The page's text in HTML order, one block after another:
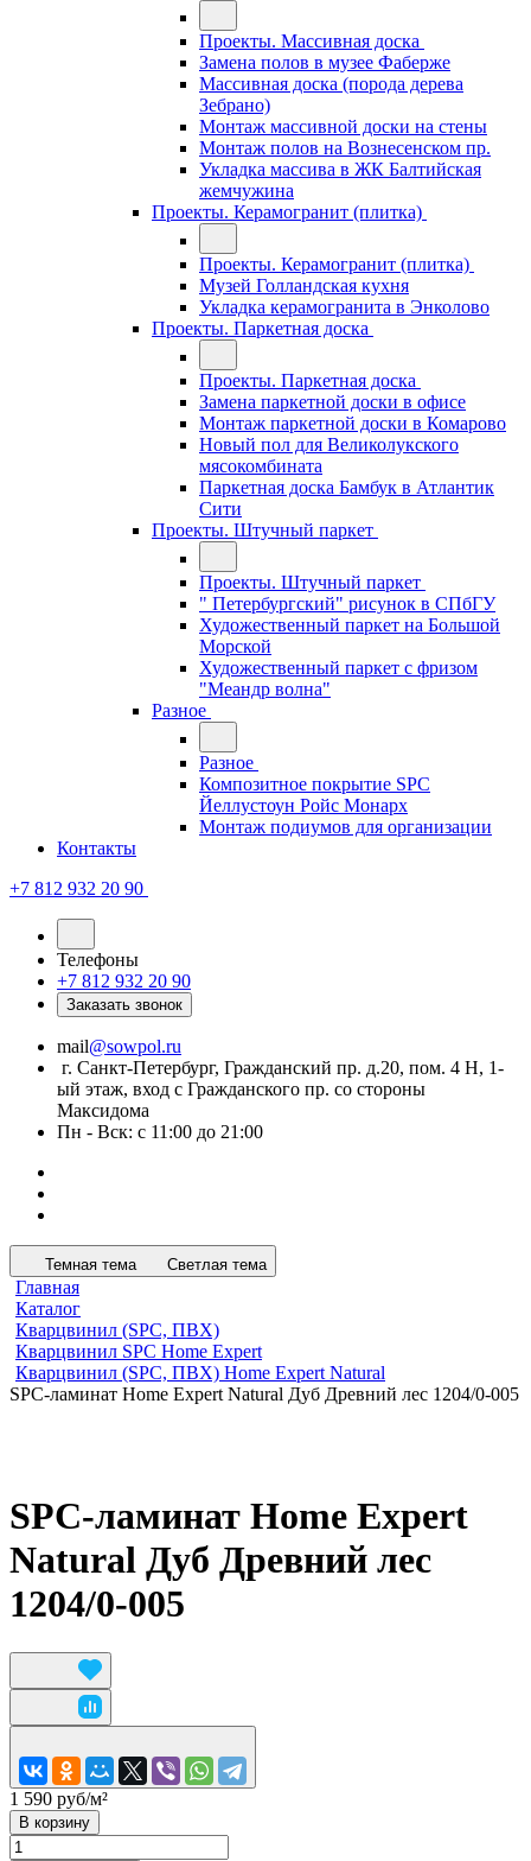
Проекты. Массивная доска
Замена полов в музее Фаберже
Массивная доска (порода дерева
Зебрано)
Монтаж массивной доски на стены
Монтаж полов на Вознесенском пр.
Укладка массива в ЖК Балтийская
жемчужина
Проекты. Керамогранит (плитка)
Проекты. Керамогранит (плитка)
Музей Голландская кухня
Укладка керамогранита в Энколово
Проекты. Паркетная доска
Проекты. Паркетная доска
Замена паркетной доски в офисе
Монтаж паркетной доски в Комарово
Новый пол для Великолукского
мясокомбината
Паркетная доска Бамбук в Атлантик
Сити
Проекты. Штучный паркет
Проекты. Штучный паркет
" Петербургский" рисунок в СПбГУ
Художественный паркет на Большой
Морской
Художественный паркет с фризом
"Меандр волна"
Разное
Разное
Композитное покрытие SPC
Йеллустоун Ройс Монарх
Монтаж подиумов для организации
Контакты
+7 812 932 20 90
Телефоны
+7 812 932 20 90
Заказать звонок
mail@sowpol.ru
г. Санкт-Петербург, Гражданский пр. д.20, пом. 4 Н, 1-
ый этаж, вход с Гражданского пр. со стороны
Максидома
Пн - Вск: с 11:00 до 21:00
Темная тема Светлая тема
Главная
Каталог
Кварцвинил (SPC, ПВХ)
Кварцвинил SPC Home Expert
Кварцвинил (SPC, ПВХ) Home Expert Natural
SPC-ламинат Home Expert Natural Дуб Древний лес 1204/0-005
SPC-ламинат Home Expert
Natural Дуб Древний лес
1204/0-005
1 590 руб/м²
В корзину